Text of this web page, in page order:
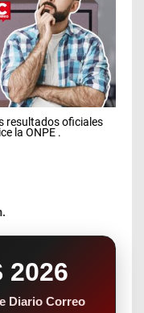
resultados oficiales
la ONPE .
2026
Diario Correo